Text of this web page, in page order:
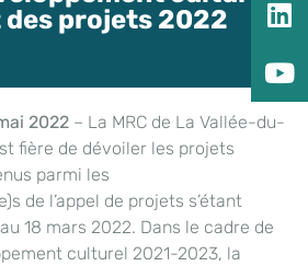
projets 2022
2022 – La MRC de La Vallée-du-
fière de dévoiler les projets
parmi les
de l’appel de projets s’étant
18 mars 2022. Dans le cadre de
culturel 2021-2023, la